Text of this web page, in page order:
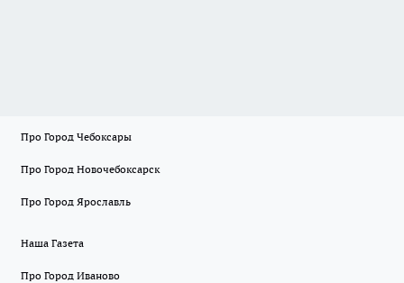
Про Город Чебоксары
Про Город Новочебоксарск
Про Город Ярославль
Наша Газета
Про Город Иваново